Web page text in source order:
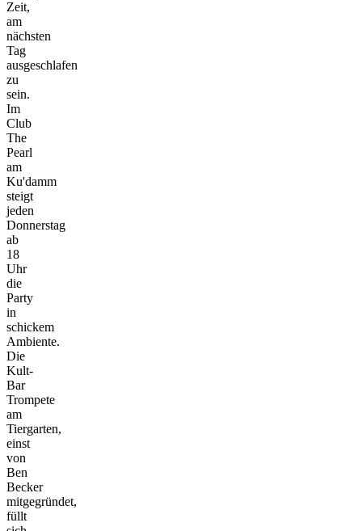
Zeit,
am
nächsten
Tag
ausgeschlafen
zu
sein.
Im
Club
The
Pearl
am
Ku'damm
steigt
jeden
Donnerstag
ab
18
Uhr
die
Party
in
schickem
Ambiente.
Die
Kult-
Bar
Trompete
am
Tiergarten,
einst
von
Ben
Becker
mitgegründet,
füllt